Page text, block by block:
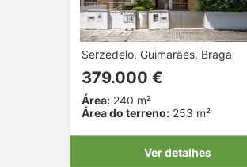
Serzedelo, Guimarães, Braga
379.000 €
Área:240 m²
Área do terreno:253 m²
Ver detalhes